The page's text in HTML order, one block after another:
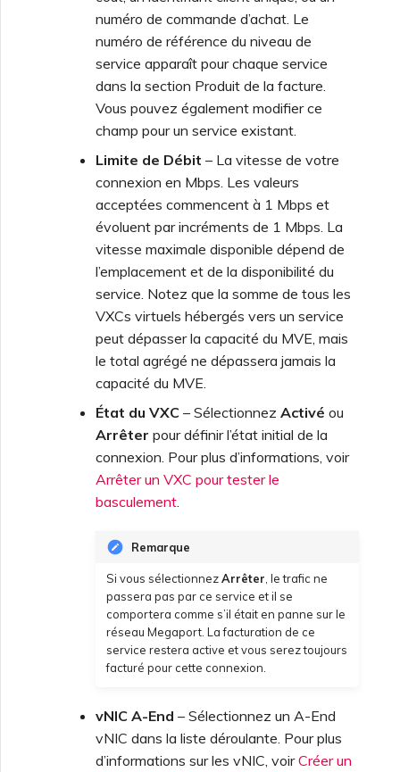
Création d’un VXC vers
Google depuis MVE
Modification d’une
configuration IX
Déplacement d’un VXC et
Arrêt d’un VXC et IX
Surveillance de l’état des
Configuration
d’OpenMetrics pour la
surveillance des services
Champs de réponse API de
clé de service Azure
Gestion des utilisateurs
Fonctionnalités et
instructions d’utilisation de
l’authentification unique
FAQ sur l’authentification
unique (SSO)
Prochaines étapes du
Fournir des informations
de débogage pour un
support plus rapide
numéro de commande d’achat. Le
numéro de référence du niveau de
service apparaît pour chaque service
dans la section Produit de la facture.
Vous pouvez également modifier ce
champ pour un service existant.
Limite de Débit – La vitesse de votre
connexion en Mbps. Les valeurs
acceptées commencent à 1 Mbps et
évoluent par incréments de 1 Mbps. La
vitesse maximale disponible dépend de
l’emplacement et de la disponibilité du
service. Notez que la somme de tous les
VXCs virtuels hébergés vers un service
peut dépasser la capacité du MVE, mais
le total agrégé ne dépassera jamais la
capacité du MVE.
État du VXC – Sélectionnez Activé ou
Arrêter pour définir l’état initial de la
connexion. Pour plus d’informations, voir
Arrêter un VXC pour tester le
basculement.
Remarque
Si vous sélectionnezArrêter , le trafic ne
passera pas par ce service et il se
comportera comme s’il était en panne sur le
réseau Megaport. La facturation de ce
service restera active et vous serez toujours
facturé pour cette connexion.
vNIC A-End – Sélectionnez un A-End
vNIC dans la liste déroulante. Pour plus
d’informations sur les vNIC, voirCréer un